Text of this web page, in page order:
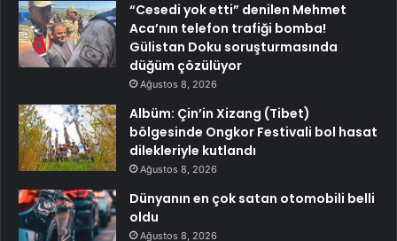
“Cesedi yok etti” denilen Mehmet
Aca’nın telefon trafiği bomba!
Gülistan Doku soruşturmasında
düğüm çözülüyor
Ağustos 8, 2026
Albüm: Çin’in Xizang (Tibet)
bölgesinde Ongkor Festivali bol hasat
dilekleriyle kutlandı
Ağustos 8, 2026
Dünyanın en çok satan otomobili belli
oldu
Ağustos 8, 2026